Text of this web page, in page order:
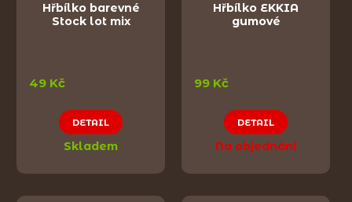
Hřbílko barevné
Stock lot mix
49 Kč
DETAIL
Skladem
Hřbílko EKKIA
gumové
99 Kč
DETAIL
Na objednání